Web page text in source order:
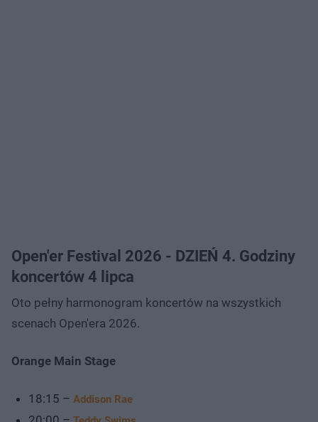
Open'er Festival 2026 - DZIEŃ 4. Godziny
koncertów 4 lipca
Oto pełny harmonogram koncertów na wszystkich
scenach Open'era 2026.
Orange Main Stage
18:15 – Addison Rae